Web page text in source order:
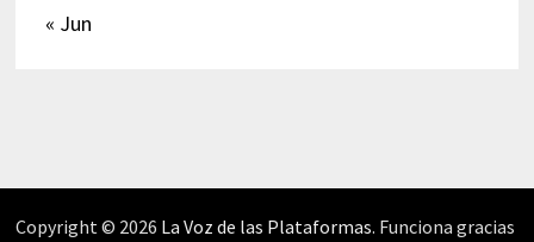
« Jun
Copyright © 2026 La Voz de las Plataformas. Funciona gracias